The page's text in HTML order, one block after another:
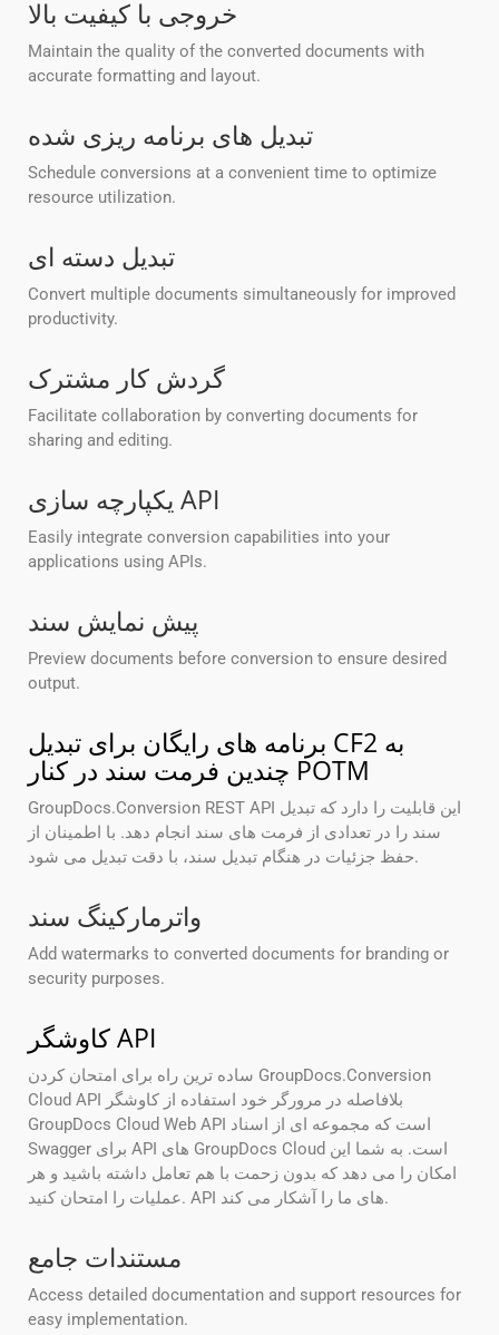
خروجی با کیفیت بالا
Maintain the quality of the converted documents with
accurate formatting and layout.
تبدیل های برنامه ریزی شده
Schedule conversions at a convenient time to optimize
resource utilization.
تبدیل دسته ای
Convert multiple documents simultaneously for improved
productivity.
گردش کار مشترک
Facilitate collaboration by converting documents for
sharing and editing.
یکپارچه سازی API
Easily integrate conversion capabilities into your
applications using APIs.
پیش نمایش سند
Preview documents before conversion to ensure desired
output.
برنامه های رایگان برای تبدیل CF2 به
چندین فرمت سند در کنار POTM
GroupDocs.Conversion REST API این قابلیت را دارد که تبدیل
سند را در تعدادی از فرمت های سند انجام دهد. با اطمینان از
حفظ جزئیات در هنگام تبدیل سند، با دقت تبدیل می شود.
واترمارکینگ سند
Add watermarks to converted documents for branding or
security purposes.
کاوشگر API
ساده ترین راه برای امتحان کردن GroupDocs.Conversion
Cloud API بلافاصله در مرورگر خود استفاده از کاوشگر
GroupDocs Cloud Web API است که مجموعه ای از اسناد
Swagger برای API های GroupDocs Cloud است. به شما این
امکان را می دهد که بدون زحمت با هم تعامل داشته باشید و هر
عملیات را امتحان کنید. API های ما را آشکار می کند.
مستندات جامع
Access detailed documentation and support resources for
easy implementation.